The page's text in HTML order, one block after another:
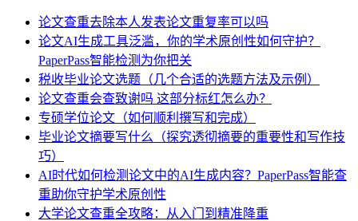
论文查重去除本人发表论文重复率可以吗
论文AI生成工具泛滥，你的学术原创性如何守护？
PaperPass智能检测为你把关
税收毕业论文选题（几个合适的选题方法及示例）
论文查重会查致谢吗 这部分标红怎么办？
专硕学位论文（如何顺利撰写和完成）
毕业论文摘要写什么（探究透彻摘要的重要性和写作技
巧）
AI时代如何检测论文中的AI生成内容？PaperPass智能查
重助你守护学术原创性
大学论文查重全攻略：从入门到精准降重